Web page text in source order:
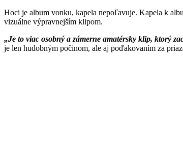
Hoci je album vonku, kapela nepoľavuje. Kapela k
vizuálne výpravnejším klipom.
„Je to viac osobný a zámerne amatérsky klip, ktorý
je len hudobným počinom, ale aj poďakovaním za